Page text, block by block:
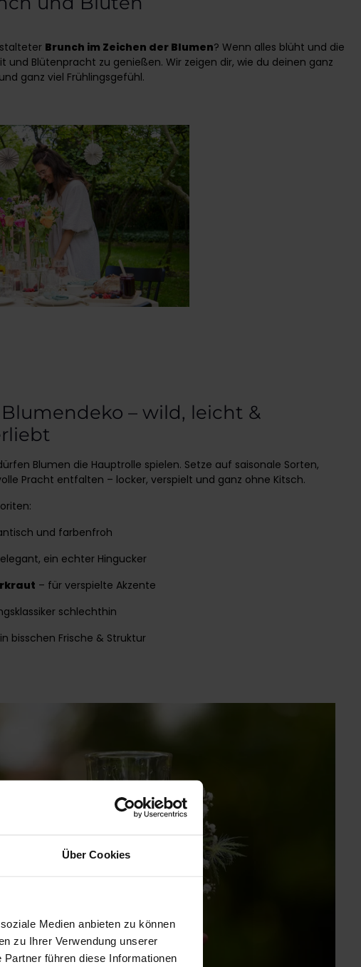
Über Cookies
Medien anbieten zu können
zu Ihrer Verwendung unserer
führen diese Informationen
Brunch im Zeichen der Blumen? Wenn alles blüht und die
Blütenpracht zu genießen. Wir zeigen dir, wie du deinen ganz
ganz viel Frühlingsgefühl.
– wild, leicht &
Blumen die Hauptrolle spielen. Setze auf saisonale Sorten,
Pracht entfalten – locker, verspielt und ganz ohne Kitsch.
und farbenfroh
ein echter Hingucker
– für verspielte Akzente
schlechthin
bisschen Frische & Struktur